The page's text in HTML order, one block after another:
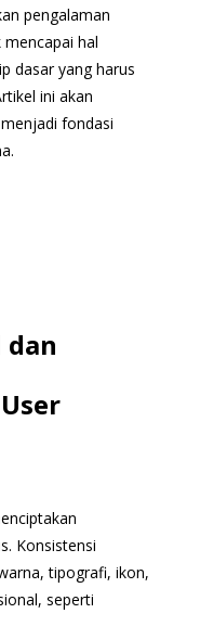
pengalaman
hal
dasar yang harus
ini akan
fondasi
dan
Konsistensi
tipografi, ikon,
seperti